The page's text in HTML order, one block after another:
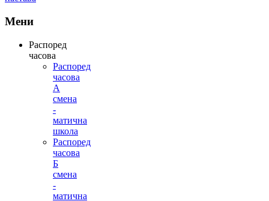
Мени
Распоред
часова
Распоред
часова
А
смена
-
матична
школа
Распоред
часова
Б
смена
-
матична